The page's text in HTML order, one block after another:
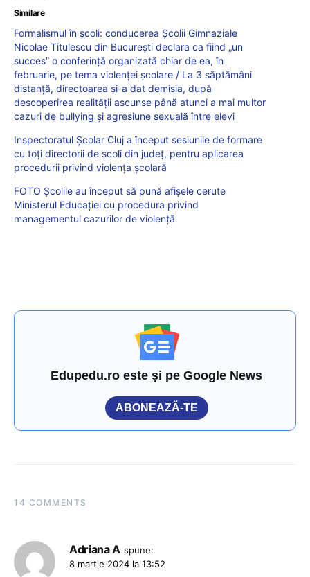
Similare
Formalismul în școli: conducerea Școlii Gimnaziale
Nicolae Titulescu din București declara ca fiind „un
succes” o conferință organizată chiar de ea, în
februarie, pe tema violenței școlare / La 3 săptămâni
distanță, directoarea și-a dat demisia, după
descoperirea realității ascunse până atunci a mai multor
cazuri de bullying și agresiune sexuală între elevi
Inspectoratul Școlar Cluj a început sesiunile de formare
cu toți directorii de școli din județ, pentru aplicarea
procedurii privind violența școlară
FOTO Școlile au început să pună afișele cerute
Ministerul Educației cu procedura privind
managementul cazurilor de violență
Edupedu.ro este și pe Google News
ABONEAZĂ-TE
14 COMMENTS
Adriana A spune:
8 martie 2024 la 13:52